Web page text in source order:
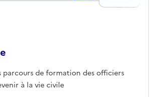
parcours de formation des officiers
à la vie civile